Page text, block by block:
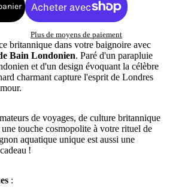
Plus de moyens de paiement
britannique dans votre baignoire avec
Bain Londonien. Paré d'un parapluie
et d'un design évoquant la célèbre
charmant capture l'esprit de Londres
de voyages, de culture britannique
touche cosmopolite à votre rituel de
aquatique unique est aussi une
!
: